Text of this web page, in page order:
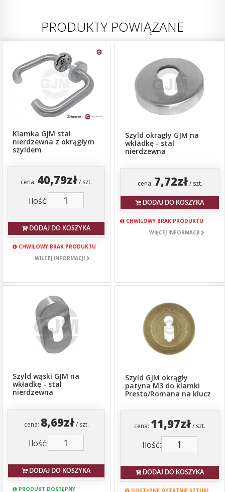
PRODUKTY POWIĄZANE
Klamka GJM stal
nierdzewna z okrągłym
szyldem
cena: 40,79zł/ szt.
Ilość:
DODAJ DO KOSZYKA
CHWILOWY BRAK PRODUKTU
WIĘCEJ INFORMACJI
Szyld okrągły GJM na
wkładkę - stal
nierdzewna
cena: 7,72zł/ szt.
DODAJ DO KOSZYKA
CHWILOWY BRAK PRODUKTU
WIĘCEJ INFORMACJI
Szyld wąski GJM na
wkładkę - stal
nierdzewna
cena: 8,69zł/ szt.
Ilość:
DODAJ DO KOSZYKA
PRODUKT DOSTĘPNY
Szyld GJM okrągły
patyna M3 do klamki
Presto/Romana na klucz
cena: 11,97zł/ szt.
Ilość:
DODAJ DO KOSZYKA
DOSTĘPNE OSTATNIE SZTUKI